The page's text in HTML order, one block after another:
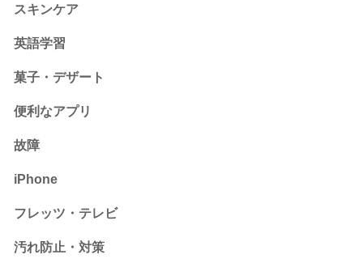
スキンケア
英語学習
菓子・デザート
便利なアプリ
故障
iPhone
フレッツ・テレビ
汚れ防止・対策